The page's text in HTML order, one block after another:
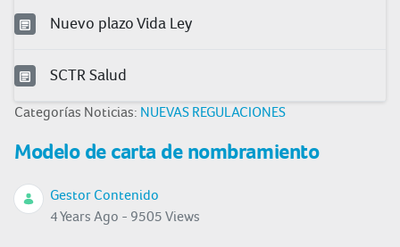
Nuevo plazo Vida Ley
SCTR Salud
Categorías Noticias: NUEVAS REGULACIONES
Modelo de carta de nombramiento
Gestor Contenido
4 Years Ago - 9505 Views